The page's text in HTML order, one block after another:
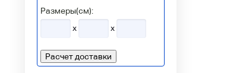
Размеры(см):
x
x
Расчет доставки